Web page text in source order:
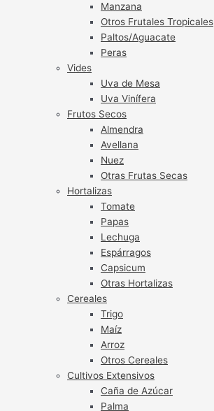
Manzana
Otros Frutales Tropicales
Paltos/Aguacate
Peras
Vides
Uva de Mesa
Uva Vinífera
Frutos Secos
Almendra
Avellana
Nuez
Otras Frutas Secas
Hortalizas
Tomate
Papas
Lechuga
Espárragos
Capsicum
Otras Hortalizas
Cereales
Trigo
Maíz
Arroz
Otros Cereales
Cultivos Extensivos
Caña de Azúcar
Palma